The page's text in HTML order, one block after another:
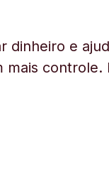
dinheiro e
mais controle.